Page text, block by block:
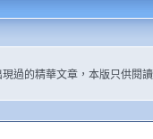
過的精華文章，本版只供閱讀